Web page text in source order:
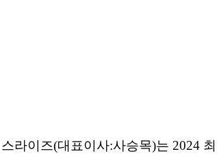
라이즈(대표이사:사승목)는 2024